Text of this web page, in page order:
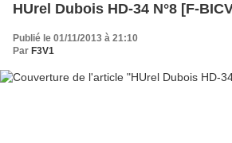
HUrel Dubois HD-34 N°8 [F-
Publié le 01/11/2013 à 21:10
Par F3V1